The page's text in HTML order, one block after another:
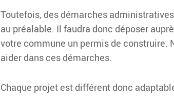
Toutefois, des démarches
au préalable. Il faudra donc déposer
votre commune un permis de construire.
aider dans ces démarches.
Chaque projet est différent donc